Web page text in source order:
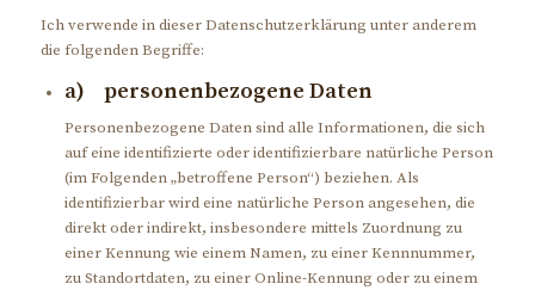
Ich verwende in dieser Datenschutzerklärung unter anderem
die folgenden Begriffe:
a) personenbezogene Daten
Personenbezogene Daten sind alle Informationen, die sich
auf eine identifizierte oder identifizierbare natürliche Person
(im Folgenden „betroffene Person“) beziehen. Als
identifizierbar wird eine natürliche Person angesehen, die
direkt oder indirekt, insbesondere mittels Zuordnung zu
einer Kennung wie einem Namen, zu einer Kennnummer,
zu Standortdaten, zu einer Online-Kennung oder zu einem